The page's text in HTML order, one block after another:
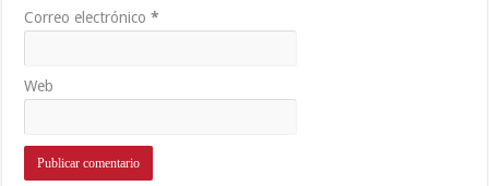
Correo electrónico*
Web